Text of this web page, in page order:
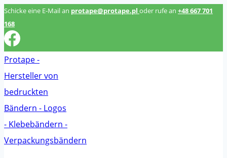
Zum
Inhalt
springen
Schicke eine E-Mail an protape@protape.pl oder rufe an +48 667 701
168